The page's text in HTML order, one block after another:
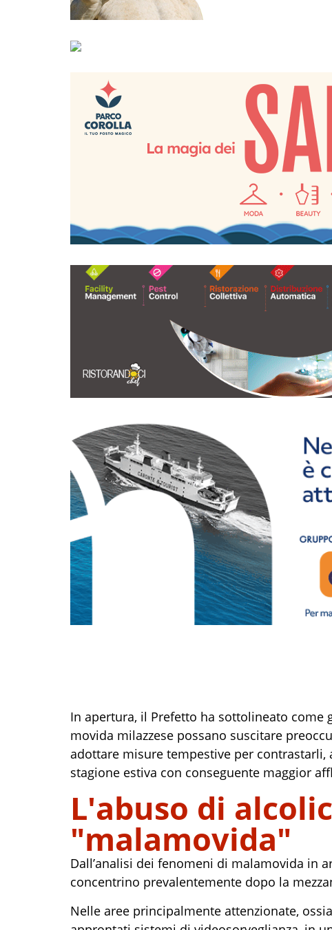
In apertura, il Prefetto ha sottolineato come
movida milazzese possano suscitare
adottare misure tempestive per contrastarli,
stagione estiva con conseguente maggior
L'abuso di
"malamovida"
Dall’analisi dei fenomeni di malamovida in
concentrino prevalentemente dopo la
Nelle aree principalmente attenzionate,